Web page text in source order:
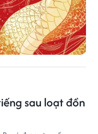
sau loạt đồn